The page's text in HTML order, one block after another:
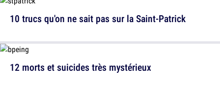
12 morts et suicides très mystérieux
10 trucs qu'on ne sait pas sur la Saint-Patrick